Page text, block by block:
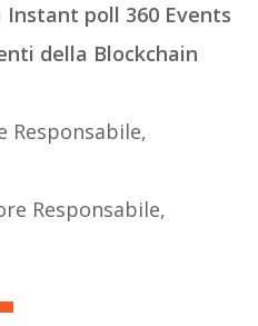
Instant poll 360 Events
della Blockchain
Responsabile,
Responsabile,